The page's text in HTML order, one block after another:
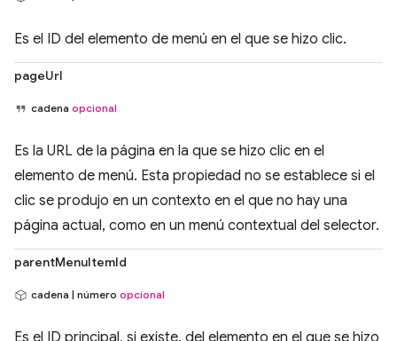
Es el ID del elemento de menú en el que se hizo clic.
pageUrl
cadena opcional
Es la URL de la página en la que se hizo clic en el
elemento de menú. Esta propiedad no se establece si el
clic se produjo en un contexto en el que no hay una
página actual, como en un menú contextual del selector.
parentMenuItemId
cadena | número opcional
Es el ID principal, si existe, del elemento en el que se hizo